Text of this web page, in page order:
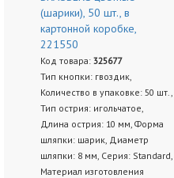
(шарики), 50 шт., в
картонной коробке,
221550
Код товара: 325677
Тип кнопки: гвоздик,
Количество в упаковке: 50 шт.,
Тип острия: игольчатое,
Длина острия: 10 мм, Форма
шляпки: шарик, Диаметр
шляпки: 8 мм, Серия: Standard,
Материал изготовления